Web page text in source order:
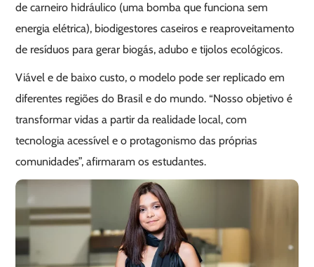
de carneiro hidráulico (uma bomba que funciona sem
energia elétrica), biodigestores caseiros e reaproveitamento
de resíduos para gerar biogás, adubo e tijolos ecológicos.
Viável e de baixo custo, o modelo pode ser replicado em
diferentes regiões do Brasil e do mundo. “Nosso objetivo é
transformar vidas a partir da realidade local, com
tecnologia acessível e o protagonismo das próprias
comunidades”, afirmaram os estudantes.